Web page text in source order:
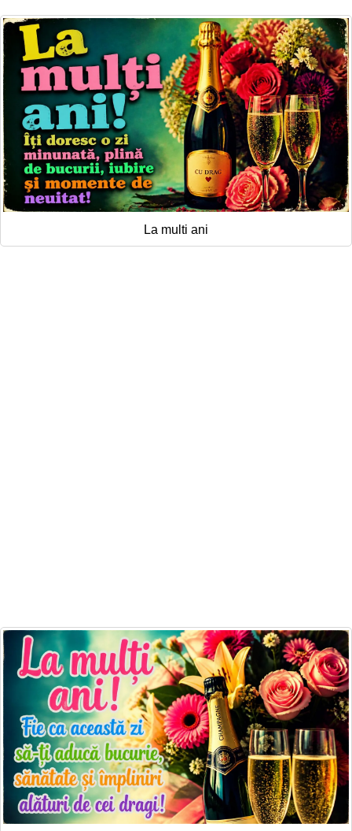
La multi ani